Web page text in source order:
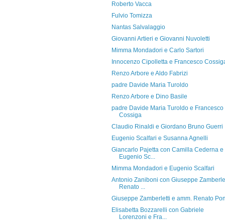
Roberto Vacca
Fulvio Tomizza
Nantas Salvalaggio
Giovanni Artieri e Giovanni Nuvoletti
Mimma Mondadori e Carlo Sartori
Innocenzo Cipolletta e Francesco
Renzo Arbore e Aldo Fabrizi
padre Davide Maria Turoldo
Renzo Arbore e Dino Basile
padre Davide Maria Turoldo e Francesco
Cossiga
Claudio Rinaldi e Giordano Bruno Guerri
Eugenio Scalfari e Susanna Agnelli
Giancarlo Pajetta con Camilla Cederna e
Eugenio Sc...
Mimma Mondadori e Eugenio Scalfari
Antonio Zaniboni con Giuseppe
Renato ...
Giuseppe Zamberletti e amm. Renato
Elisabetta Bozzarelli con Gabriele
Lorenzoni e Fra...